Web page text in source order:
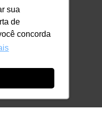
sua
de
concorda